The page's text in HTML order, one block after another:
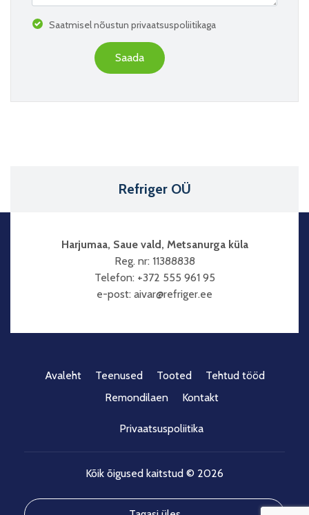
Saatmisel nõustun privaatsuspoliitikaga
Refriger OÜ
Harjumaa, Saue vald, Metsanurga küla
Reg. nr: 11388838
Telefon: +372 555 961 95
e-post: aivar@refriger.ee
Avaleht Teenused Tooted
Tehtud tööd
Remondilaen
Kontakt
Privaatsuspoliitika
Kõik õigused kaitstud © 2026